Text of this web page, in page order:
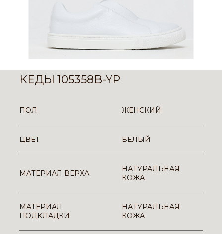
КЕДЫ 105358B-YP
ПОЛ ЖЕНСКИЙ
ЦВЕТ БЕЛЫЙ
МАТЕРИАЛ ВЕРХА
НАТУРАЛЬНАЯ
КОЖА
МАТЕРИАЛ
ПОДКЛАДКИ
НАТУРАЛЬНАЯ
КОЖА